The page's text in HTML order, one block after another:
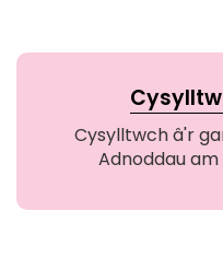
Cysylltwch â'r
Adnoddau